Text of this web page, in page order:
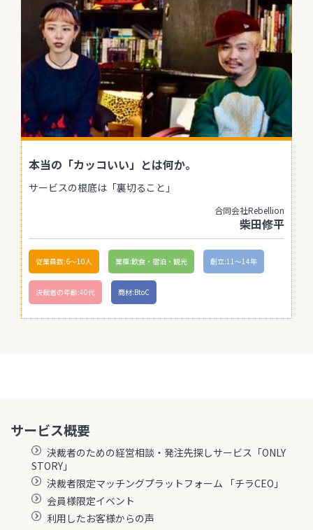
本当の「カッコいい」とは何か。
サービスの根底は「裏切ること」
合同会社Rebellion
柴田修平
従業員数:6～10人 業種:飲食・宿泊・観光 創立:11〜14年
決裁者の年齢:40代 商材:BtoC
サービス概要
決裁者のための経営相談・発注先探しサービス「ONLY
STORY」
決裁者限定マッチングプラットフォーム 「チラCEO」
会員様限定イベント
利用したお客様からの声